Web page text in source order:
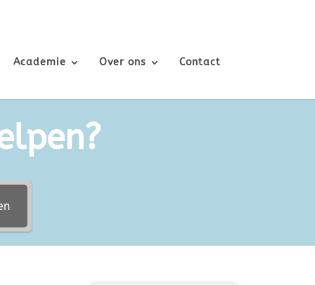
Academie Over ons Contact